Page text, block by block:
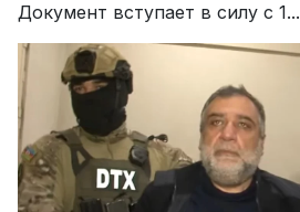
Документ вступает в силу с 1...